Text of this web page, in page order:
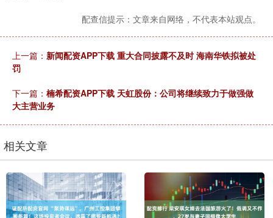
配查信提示：文章来自网络，不代表本站观点。
上一篇： 新闻配资APP下载 重大合同披露不及时 海南华铁拟被处
罚
下一篇： 楠希配资APP下载 天虹股份：公司将继续致力于做强做
大主营业务
相关文章